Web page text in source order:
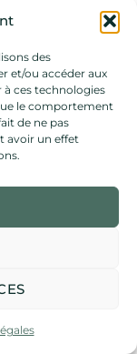
des
et/ou accéder aux
à ces technologies
le comportement
de ne pas
avoir un effet